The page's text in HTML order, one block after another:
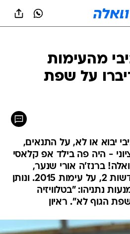
מהעימות
על שפת
יבוא או לא, על התנאים,
- היה פה בילד אפ קלאסי
ברנז'ה אורי שנער,
לשעבר דירקטור בחדשות 2, על עימות 2015. ונותן
נתניהו: "בטלוויזיה
הגוף לא". ראיון